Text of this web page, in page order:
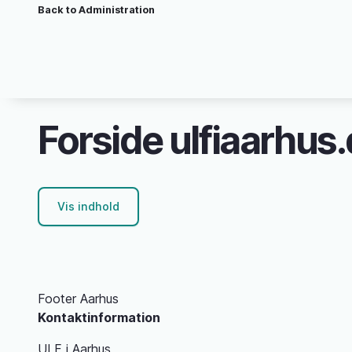
Brødkrumme
Back to Administration
Forside
Vis indhold
Footer Aarhus
Kontaktinformation
ULF i Aarhus